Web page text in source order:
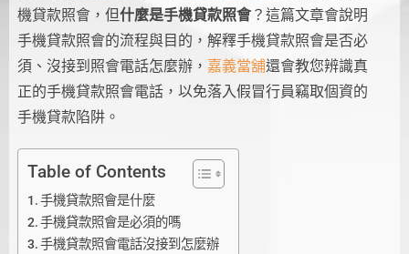
機貸款照會，但什麼是手機貸款照會？這篇文章會說明
手機貸款照會的流程與目的，解釋手機貸款照會是否必
須、沒接到照會電話怎麼辦， 嘉義當舖還會教您辨識真
正的手機貸款照會電話，以免落入假冒行員竊取個資的
手機貸款陷阱。
Table of Contents
手機貸款照會是什麼
手機貸款照會是必須的嗎
手機貸款照會電話沒接到怎麼辦